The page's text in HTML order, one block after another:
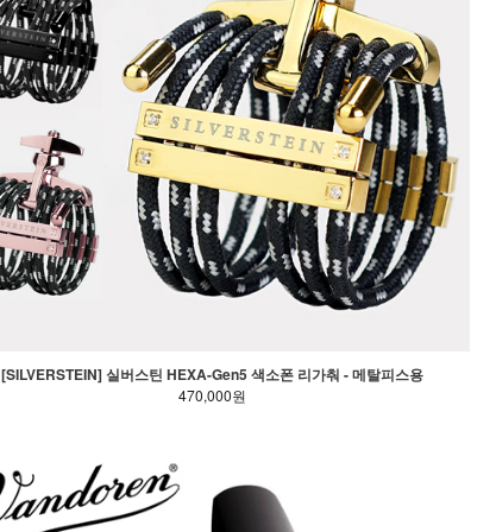
[SILVERSTEIN] 실버스틴 HEXA-Gen5 색소폰 리가춰 - 메탈피스용
470,000원